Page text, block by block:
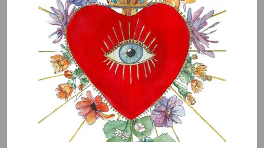
AŠ PASITIKIU SAVO KŪDIKIU: JIS ŽINO, KADA JAM
GERIAUSIA GIMTI